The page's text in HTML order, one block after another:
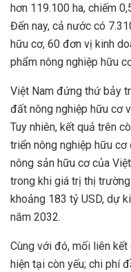
hơn 119.100 ha, chiếm
Đến nay, cả nước có
hữu cơ, 60 đơn vị kinh
phẩm nông nghiệp hữu
Việt Nam đứng thứ bảy
đất nông nghiệp hữu cơ
Tuy nhiên, kết quả trên
triển nông nghiệp hữu
nông sản hữu cơ của
trong khi giá trị thị
khoảng 183 tỷ USD, dự
năm 2032.
Cùng với đó, mối liên kết
hiện tại còn yếu; chi phí